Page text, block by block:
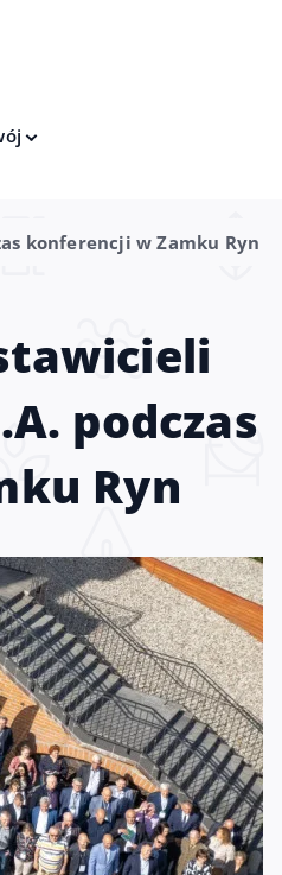
konferencji w Zamku Ryn
podczas
Ryn